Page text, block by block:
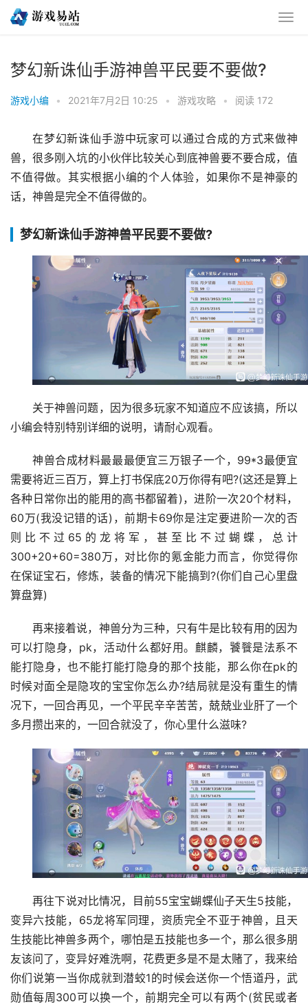
梦幻新诛仙手游神兽平民要不要做?
游戏小编 • 2021年7月2日 10:25 • 游戏攻略 • 阅读 172
在梦幻新诛仙手游中玩家可以通过合成的方式来做神
兽，很多刚入坑的小伙伴比较关心到底神兽要不要合成，值
不值得做。其实根据小编的个人体验，如果你不是神豪的
话，神兽是完全不值得做的。
梦幻新诛仙手游神兽平民要不要做?
关于神兽问题，因为很多玩家不知道应不应该搞，所以
小编会特别特别详细的说明，请耐心观看。
神兽合成材料最最最便宜三万银子一个，99*3最便宜
需要将近三百万，算上打书保底20万你得有吧?(这还是算上
各种日常你出的能用的高书都留着)，进阶一次20个材料，
60万(我没记错的话)，前期卡69你是注定要进阶一次的否
则比不过65的龙将军，甚至比不过蝴蝶，总计
300+20+60=380万，对比你的氪金能力而言，你觉得你
在保证宝石，修炼，装备的情况下能搞到?(你们自己心里盘
算盘算)
再来接着说，神兽分为三种，只有牛是比较有用的因为
可以打隐身，pk，活动什么都好用。麒麟，饕餮是法系不
能打隐身，也不能打能打隐身的那个技能，那么你在pk的
时候对面全是隐攻的宝宝你怎么办?结局就是没有重生的情
况下，一回合再见，一个平民辛辛苦苦，兢兢业业肝了一个
多月攒出来的，一回合就没了，你心里什么滋味?
再往下说对比情况，目前55宝宝蝴蝶仙子天生5技能，
变异六技能，65龙将军同理，资质完全不亚于神兽，且天
生技能比神兽多两个，哪怕是五技能也多一个，那么很多朋
友该问了，变异好难洗啊，花费更多是不是太赌了，我来给
你们说第一当你成就到潜蛟1的时候会送你一个悟道丹，武
勋值每周300可以换一个，前期完全可以有两个(贫民或者